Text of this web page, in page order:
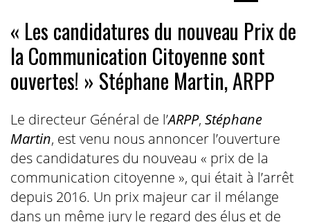
« Les candidatures du nouveau Prix de
la Communication Citoyenne sont
ouvertes! » Stéphane Martin, ARPP
Le directeur Général de l’ARPP, Stéphane
Martin, est venu nous annoncer l’ouverture
des candidatures du nouveau « prix de la
communication citoyenne », qui était à l’arrêt
depuis 2016. Un prix majeur car il mélange
dans un même jury le regard des élus et de